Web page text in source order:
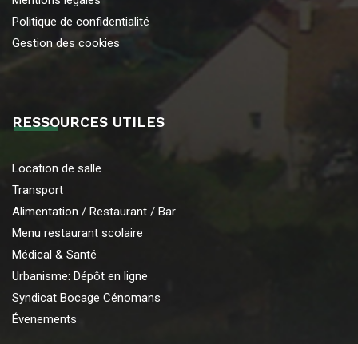
Politique de confidentialité
Gestion des cookies
RESSOURCES UTILES
Location de salle
Transport
Alimentation / Restaurant / Bar
Menu restaurant scolaire
Médical & Santé
Urbanisme: Dépôt en ligne
Syndicat Bocage Cénomans
Évenements